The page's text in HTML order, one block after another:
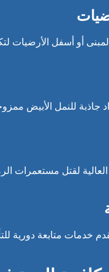
أو أسفل الأرضيات
للنمل الأبيض
لقتل مستعمرات
خدمات متابعة دورية